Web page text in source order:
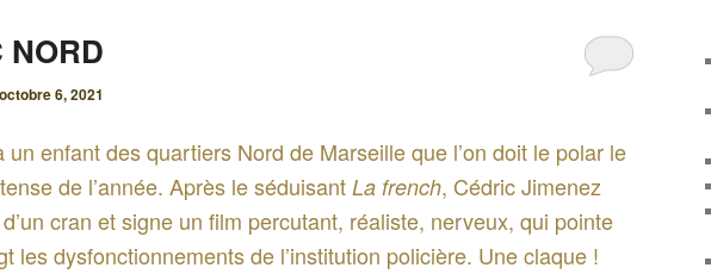
NORD
octobre 6, 2021
un enfant des quartiers Nord de Marseille que l’on doit le polar le
de l’année. Après le séduisant La french, Cédric Jimenez
cran et signe un film percutant, réaliste, nerveux, qui pointe
les dysfonctionnements de l’institution policière. Une claque !